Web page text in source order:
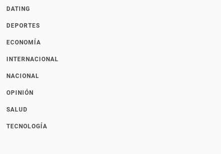
DATING
DEPORTES
ECONOMÍA
INTERNACIONAL
NACIONAL
OPINIÓN
SALUD
TECNOLOGÍA